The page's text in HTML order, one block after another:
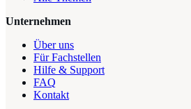
Unternehmen
Über uns
Für Fachstellen
Hilfe & Support
FAQ
Kontakt